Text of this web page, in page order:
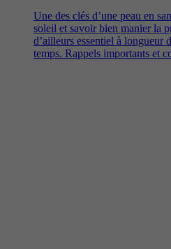
Une des clés d’une peau en
soleil et savoir bien manier la
d’ailleurs essentiel à longueur
temps. Rappels importants et